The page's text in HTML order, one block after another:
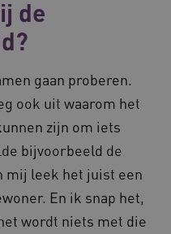
de
gaan proberen.
ook uit waarom het
zijn om iets
bijvoorbeeld de
mij leek het juist een
En ik snap het,
wordt niets met die
www.vilans.nl